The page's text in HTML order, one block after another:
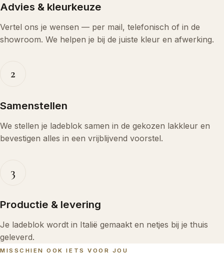
Advies & kleurkeuze
Vertel ons je wensen — per mail, telefonisch of in de
showroom. We helpen je bij de juiste kleur en afwerking.
2
Samenstellen
We stellen je ladeblok samen in de gekozen lakkleur en
bevestigen alles in een vrijblijvend voorstel.
3
Productie & levering
Je ladeblok wordt in Italië gemaakt en netjes bij je thuis
geleverd.
MISSCHIEN OOK IETS VOOR JOU